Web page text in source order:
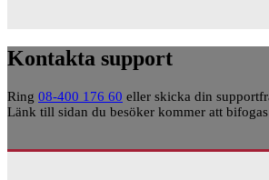
Kontakta support
Ring 08-400 176 60 eller skicka din
Länk till sidan du besöker kommer att